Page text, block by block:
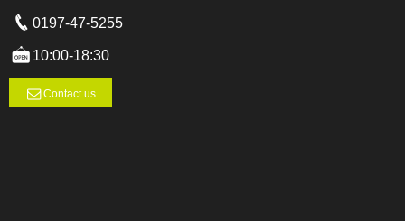
0197-47-5255
10:00-18:30
Contact us